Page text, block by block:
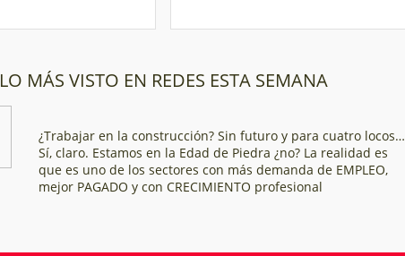
LO MÁS VISTO EN REDES ESTA SEMANA
¿Trabajar en la construcción? Sin futuro y para cuatro locos…
Sí, claro. Estamos en la Edad de Piedra ¿no? La realidad es
que es uno de los sectores con más demanda de EMPLEO,
mejor PAGADO y con CRECIMIENTO profesional